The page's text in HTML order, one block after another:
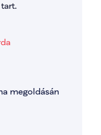
megoldásán